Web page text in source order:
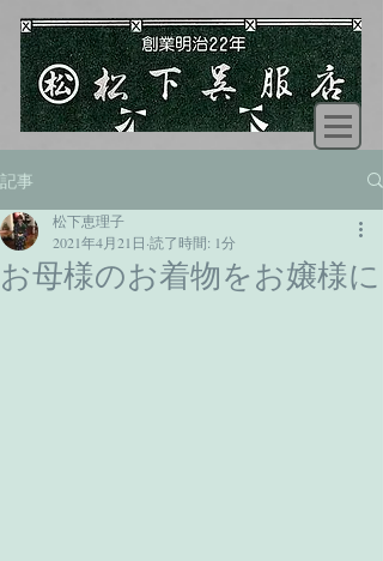
記事
お母様のお着物をお嬢様に
松下恵理子
2021年4月21日 読了時間: 1分